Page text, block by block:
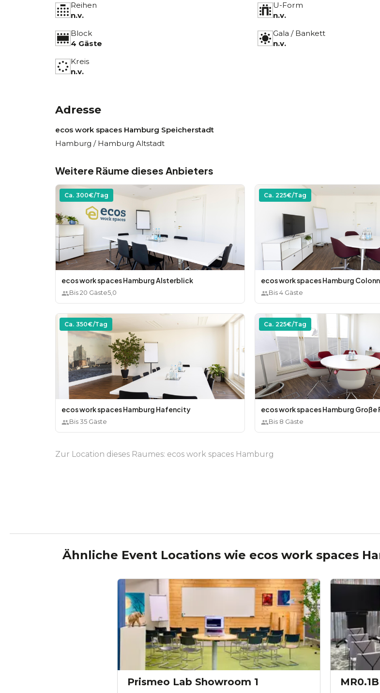
Reihen
n.v.
U-Form
n.v.
Block
4 Gäste
Gala / Bankett
n.v.
Kreis
n.v.
Adresse
ecos work spaces Hamburg Speicherstadt
Hamburg / Hamburg Altstadt
Weitere Räume dieses Anbieters
Ca. 300€/Tag
ecos work spaces Hamburg Alsterblick
Bis20 Gäste5,0
Ca. 225€/Tag
ecos work spaces Hamburg
Bis4 Gäste
Ca. 350€/Tag
ecos work spaces Hamburg Hafencity
Bis35 Gäste
Ca. 225€/Tag
ecos work spaces Hamburg Große
Bis 8 Gäste
Zur Location dieses Raumes: ecos work spaces Hamburg
Ähnliche Event Locations wie ecos work spaces
Prismeo Lab Showroom 1 MR0.1B